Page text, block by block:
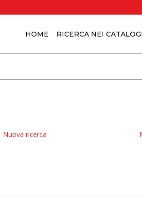
HOME RICERCA NEI
Nuova ricerca